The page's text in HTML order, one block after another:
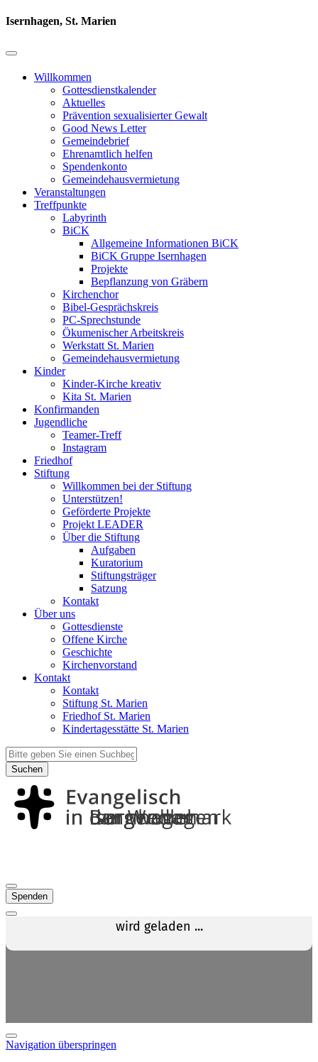
Isernhagen, St. Marien
Willkommen
Gottesdienstkalender
Aktuelles
Prävention sexualisierter Gewalt
Good News Letter
Gemeindebrief
Ehrenamtlich helfen
Spendenkonto
Gemeindehausvermietung
Veranstaltungen
Treffpunkte
Labyrinth
BiCK
Allgemeine Informationen BiCK
BiCK Gruppe Isernhagen
Projekte
Bepflanzung von Gräbern
Kirchenchor
Bibel-Gesprächskreis
PC-Sprechstunde
Ökumenischer Arbeitskreis
Werkstatt St. Marien
Gemeindehausvermietung
Kinder
Kinder-Kirche kreativ
Kita St. Marien
Konfirmanden
Jugendliche
Teamer-Treff
Instagram
Friedhof
Stiftung
Willkommen bei der Stiftung
Unterstützen!
Geförderte Projekte
Projekt LEADER
Über die Stiftung
Aufgaben
Kuratorium
Stiftungsträger
Satzung
Kontakt
Über uns
Gottesdienste
Offene Kirche
Geschichte
Kirchenvorstand
Kontakt
Kontakt
Stiftung St. Marien
Friedhof St. Marien
Kindertagesstätte St. Marien
Suchen
Spenden
Navigation überspringen